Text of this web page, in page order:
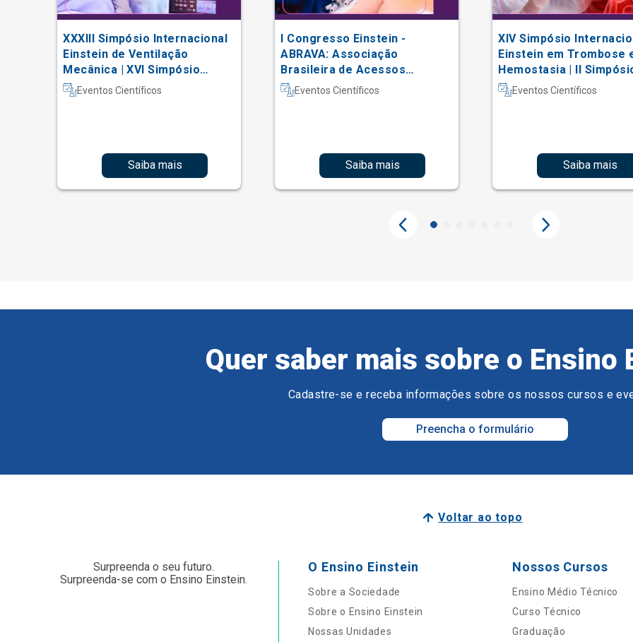
XXXIII Simpósio Internacional
Einstein de Ventilação
Mecânica | XVI Simpósio
Internacional Einstein de
Fisioterapia em Terapia
Eventos Científicos
Saiba mais
I Congresso Einstein -
ABRAVA: Associação
Brasileira de Acessos
Vasculares
Eventos Científicos
Saiba mais
XIV Simpósio
Einstein em Trombose
Hemostasia | II
Hematologia
Eventos Científicos
Saiba mais
Quer saber mais sobre o Ensino
Cadastre-se e receba informações sobre os nossos cursos e
Preencha o formulário
Voltar ao topo
Surpreenda o seu futuro.
Surpreenda-se com o Ensino Einstein.
O Ensino Einstein
Sobre a Sociedade
Sobre o Ensino Einstein
Nossas Unidades
Nossos Cursos
Ensino Médio Técnico
Curso Técnico
Graduação